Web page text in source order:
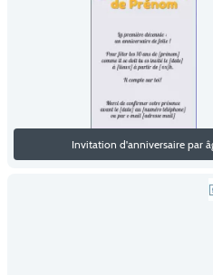
Invitation d'anniversaire par